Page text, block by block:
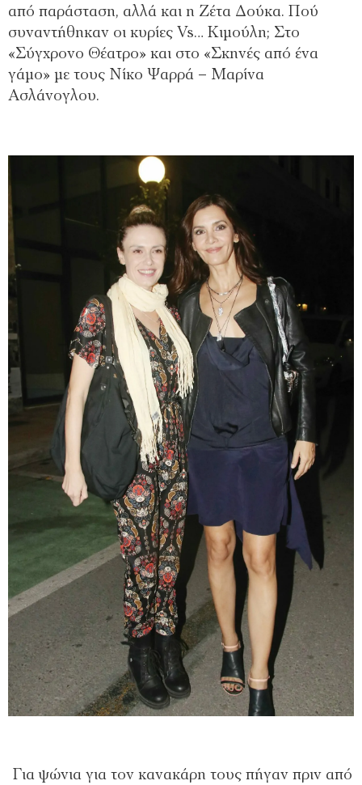
από παράσταση, αλλά και η Ζέτα Δούκα. Πού
συναντήθηκαν οι κυρίες Vs… Κιμούλη; Στο
«Σύγχρονο Θέατρο» και στο «Σκηνές από ένα
γάμο» με τους Νίκο Ψαρρά – Μαρίνα
Ασλάνογλου.
Για ψώνια για τον κανακάρη τους πήγαν πριν από